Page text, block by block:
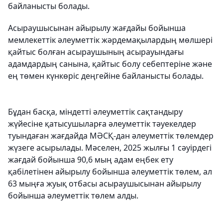
байланысты болады.
Асыраушысынан айырылу жағдайы бойынша
мемлекеттік әлеуметтік жәрдемақылардың мөлшері
қайтыс болған асыраушының асырауындағы
адамдардың санына, қайтыс болу себептеріне және
ең төмен күнкөріс деңгейіне байланысты болады.
Бұдан басқа, міндетті әлеуметтік сақтандыру
жүйесіне қатысушыларға әлеуметтік тәуекелдер
туындаған жағдайда МӘСҚ-дан әлеуметтік төлемдер
жүзеге асырылады. Мәселен, 2025 жылғы 1 сәуірдегі
жағдай бойынша 90,6 мың адам еңбек ету
қабілетінен айырылу бойынша әлеуметтік төлем, ал
63 мыңға жуық отбасы асыраушысынан айырылу
бойынша әлеуметтік төлем алды.